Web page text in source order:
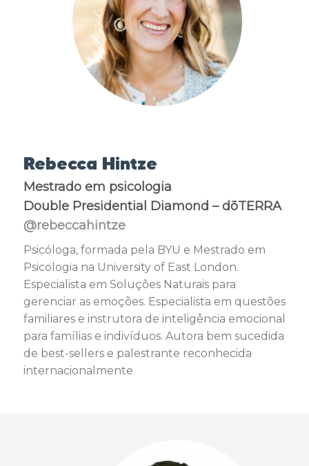
Rebecca Hintze
Mestrado em psicologia
Double Presidential Diamond – dōTERRA
@rebeccahintze
Psicóloga, formada pela BYU e Mestrado em
Psicologia na University of East London.
Especialista em Soluções Naturais para
gerenciar as emoções. Especialista em questões
familiares e instrutora de inteligência emocional
para famílias e indivíduos. Autora bem sucedida
de best-sellers e palestrante reconhecida
internacionalmente